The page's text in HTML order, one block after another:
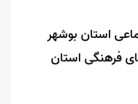
استان بوشهر
فرهنگی استان